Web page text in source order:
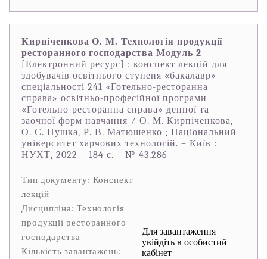
Кирпіченкова О. М. Технологія продукції
ресторанного господарства Модуль 2
[Електронний ресурс] : конспект лекцій для
здобувачів освітнього ступеня «бакалавр»
спеціальності 241 «Готельно-ресторанна
справа» освітньо-професійної програми
«Готельно-ресторанна справа» денної та
заочної форм навчання ⁄ О. М. Кирпіченкова,
О. С. Пушка, Р. В. Матюшенко ; Національний
університет харчових технологій. – Київ :
НУХТ, 2022 – 184 с. – № 43.286
Тип документу: Конспект
лекцій
Дисципліна: Технологія
продукції ресторанного
господарства
Кількість завантажень:
Для завантаження
увійдіть в особистий
кабінет